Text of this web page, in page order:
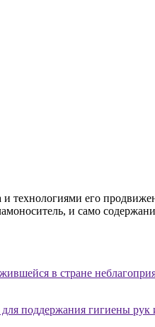
и технологиями его
и само
в стране
поддержания гигиены